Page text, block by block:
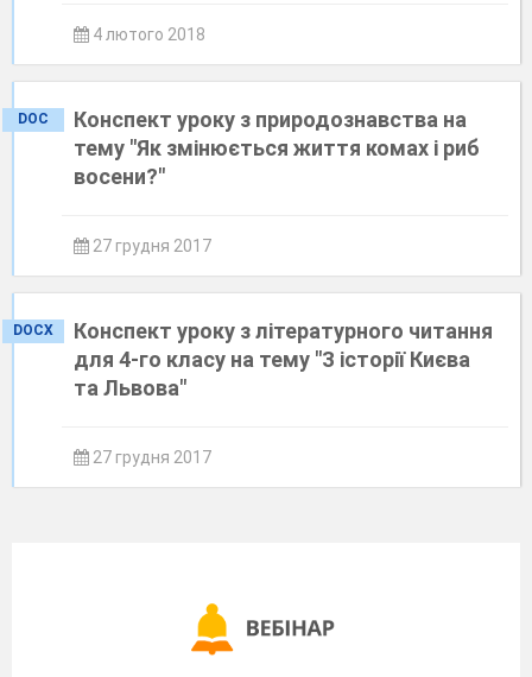
4 лютого 2018
DOC
Конспект уроку з природознавства на
тему "Як змінюється життя комах і риб
восени?"
27 грудня 2017
DOCX
Конспект уроку з літературного читання
для 4-го класу на тему "З історії Києва
та Львова"
27 грудня 2017